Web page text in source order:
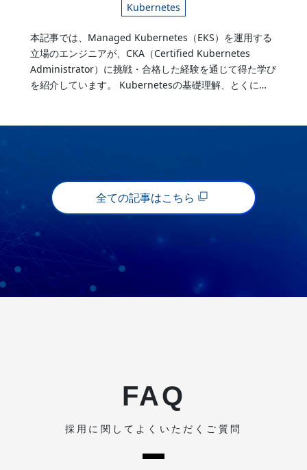
Kubernetes
本記事では、Managed Kubernetes（EKS）を運用する
立場のエンジニアが、CKA（Certified Kubernetes
Administrator）に挑戦・合格した経験を通じて得た学び
を紹介しています。 Kubernetesの基礎理解、とくに…
全ての記事はこちら
FAQ
採用に関してよくいただくご質問